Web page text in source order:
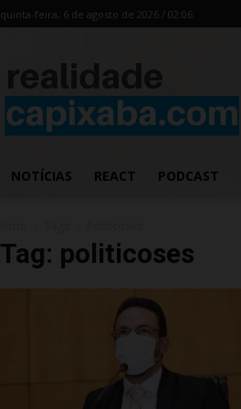
quinta-feira, 6 de agosto de 2026 / 02:06
NOTÍCIAS REACT PODCAST
Tag: politicoses